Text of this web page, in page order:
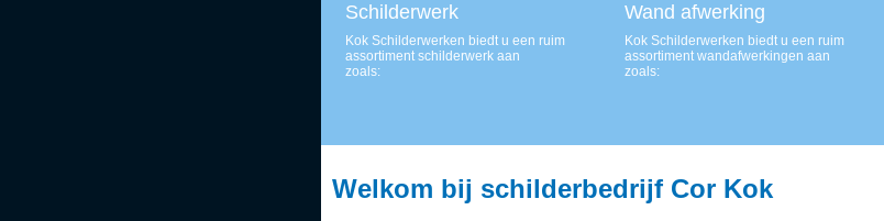
Wand afwerking
Kok Schilderwerken biedt u een ruim
assortiment wandafwerkingen aan
zoals:
Schilderwerk
Kok Schilderwerken biedt u een ruim
assortiment schilderwerk aan
zoals:
Welkom bij schilderbedrijf Cor Kok